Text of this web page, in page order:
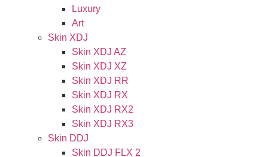
Luxury
Art
Skin XDJ
Skin XDJ AZ
Skin XDJ XZ
Skin XDJ RR
Skin XDJ RX
Skin XDJ RX2
Skin XDJ RX3
Skin DDJ
Skin DDJ FLX 2